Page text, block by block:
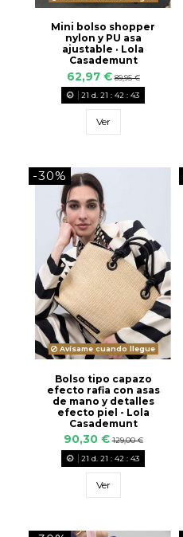
Mini bolso shopper
nylon y PU asa
ajustable · Lola
Casademunt
62,97 € 89,95 €
21 d. 21 : 42 : 42
Ver
-30%
Avísame cuando llegue
Bolso tipo capazo
efecto rafia con asas
de mano y detalles
efecto piel - Lola
Casademunt
90,30 € 129,00 €
21 d. 21 : 42 : 42
Ver